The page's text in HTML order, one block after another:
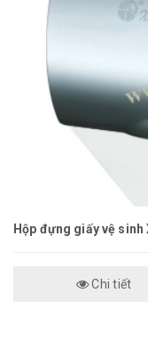
Hộp đựng giấy vệ sinh
Chi tiết